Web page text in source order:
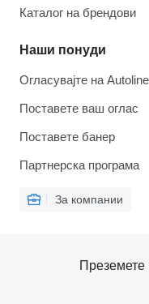
Каталог на брендови
Наши понуди
Огласувајте на Autoline
Поставете ваш оглас
Поставете банер
Партнерска програма
За компании
Преземете